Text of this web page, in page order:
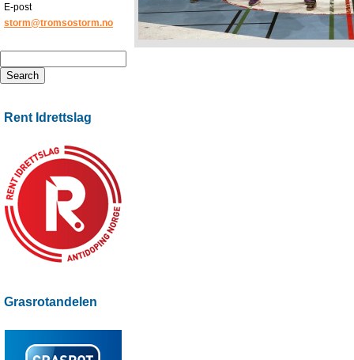
E-post
storm@tromsostorm.no
Rent Idrettslag
Grasrotandelen